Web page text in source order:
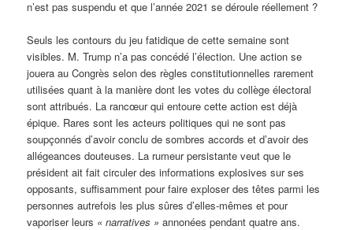
n’est pas suspendu et que l’année 2021 se déroule réellement ?
Seuls les contours du jeu fatidique de cette semaine sont
visibles. M. Trump n’a pas concédé l’élection. Une action se
jouera au Congrès selon des règles constitutionnelles rarement
utilisées quant à la manière dont les votes du collège électoral
sont attribués. La rancœur qui entoure cette action est déjà
épique. Rares sont les acteurs politiques qui ne sont pas
soupçonnés d’avoir conclu de sombres accords et d’avoir des
allégeances douteuses. La rumeur persistante veut que le
président ait fait circuler des informations explosives sur ses
opposants, suffisamment pour faire exploser des têtes parmi les
personnes autrefois les plus sûres d’elles-mêmes et pour
vaporiser leurs « narratives »annonées pendant quatre ans.